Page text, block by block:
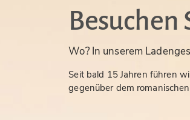
Besuchen
Wo? In unserem
Seit bald 15 Jahren führen
gegenüber dem